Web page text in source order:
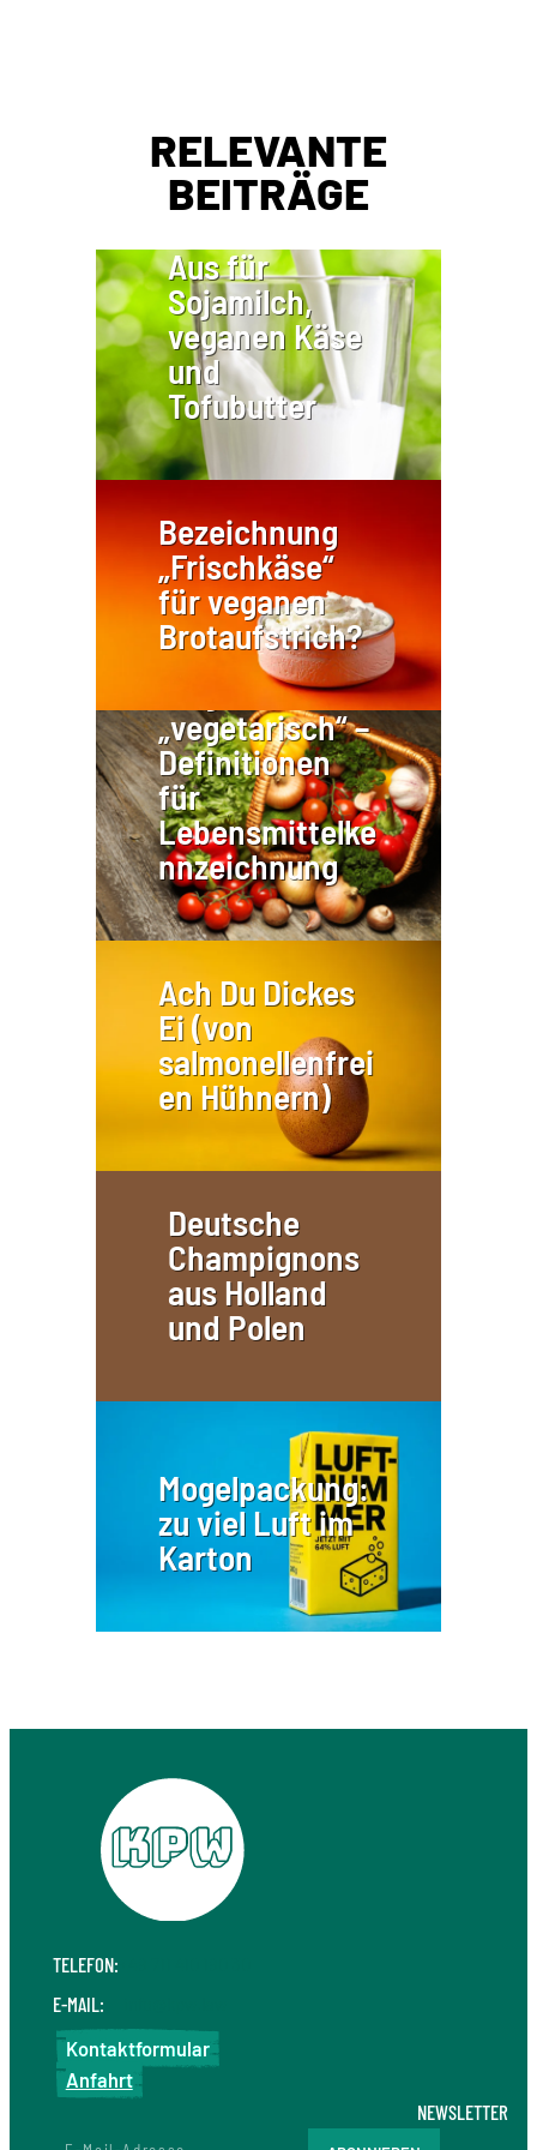
RELEVANTE
BEITRÄGE
Aus für
Sojamilch,
veganen Käse
und
Tofubutter
Bezeichnung
„Frischkäse“
für veganen
Brotaufstrich?
„vegan“ /
„vegetarisch“ –
Definitionen
für
Lebensmittelke
nnzeichnung
Ach Du Dickes
Ei (von
salmonellenfrei
en Hühnern)
Deutsche
Champignons
aus Holland
und Polen
Mogelpackung:
zu viel Luft im
Karton
TELEFON:
E-MAIL:
Kontaktformular
Anfahrt
NEWSLETTER